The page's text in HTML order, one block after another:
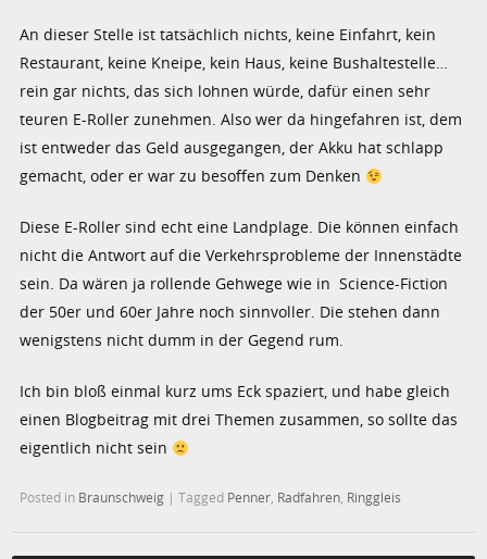
An dieser Stelle ist tatsächlich nichts, keine Einfahrt, kein
Restaurant, keine Kneipe, kein Haus, keine Bushaltestelle…
rein gar nichts, das sich lohnen würde, dafür einen sehr
teuren E-Roller zunehmen. Also wer da hingefahren ist, dem
ist entweder das Geld ausgegangen, der Akku hat schlapp
gemacht, oder er war zu besoffen zum Denken
Diese E-Roller sind echt eine Landplage. Die können einfach
nicht die Antwort auf die Verkehrsprobleme der Innenstädte
sein. Da wären ja rollende Gehwege wie in Science-Fiction
der 50er und 60er Jahre noch sinnvoller. Die stehen dann
wenigstens nicht dumm in der Gegend rum.
Ich bin bloß einmal kurz ums Eck spaziert, und habe gleich
einen Blogbeitrag mit drei Themen zusammen, so sollte das
eigentlich nicht sein
Posted in Braunschweig |Tagged Penner, Radfahren, Ringgleis